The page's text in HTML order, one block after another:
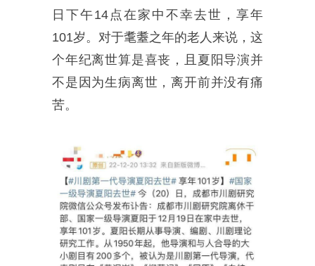
日下午14点在家中不幸去世，享年
101岁。对于耄耋之年的老人来说，这
个年纪离世算是喜丧，且夏阳导演并
不是因为生病离世，离开前并没有痛
苦。